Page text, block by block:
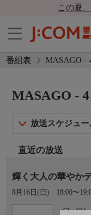
この夏
番組表 MASAGO -
MASAGO -
放送スケジュ
直近の放送
輝く大人の華やか
8月16日(日) 18:00〜
Ch.431